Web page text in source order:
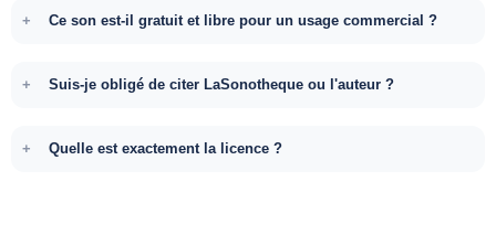
Ce son est-il gratuit et libre pour un usage commercial ?
Suis-je obligé de citer LaSonotheque ou l'auteur ?
Quelle est exactement la licence ?